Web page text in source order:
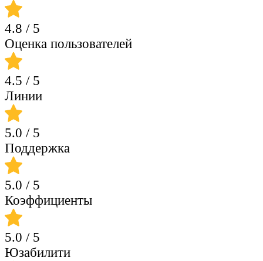
4.8 / 5
Оценка пользователей
4.5 / 5
Линии
5.0 / 5
Поддержка
5.0 / 5
Коэффициенты
5.0 / 5
Юзабилити